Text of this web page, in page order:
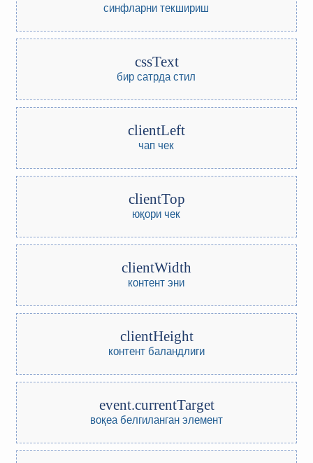
синфларни текшириш
cssText
бир сатрда стил
clientLeft
чап чек
clientTop
юқори чек
clientWidth
контент эни
clientHeight
контент баландлиги
event.currentTarget
воқеа белгиланган элемент